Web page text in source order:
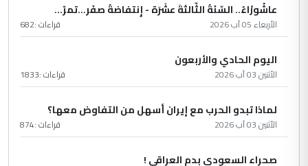
عاشُورْاءُ.. السّنَةُ الثّالثةَ عشَرَة - إِنتفاضةُ صفَر…تمرّ...
الأربعاء 05 آب 2026 قراءات :682
اليوم الحادي والأربعون
الأثنين 03 آب 2026 قراءات :1833
لماذا تبدو الحرب مع إيران أسهل من التفاوض معها؟
الأثنين 03 آب 2026 قراءات :874
صحراء السعودي بدم العراقي !